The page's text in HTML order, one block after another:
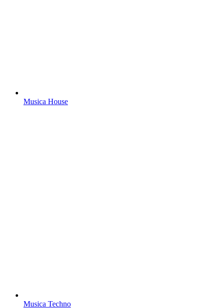
Musica House
Musica Techno